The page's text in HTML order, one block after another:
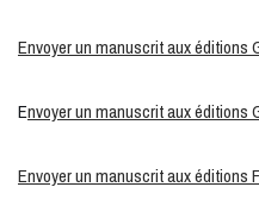
Envoyer un manuscrit aux éditions
Envoyer un manuscrit aux éditions
Envoyer un manuscrit aux éditions